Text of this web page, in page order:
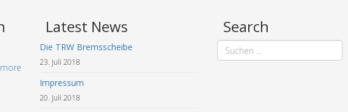
Latest News
Die TRW Bremsscheibe
23. Juli 2018
Impressum
20. Juli 2018
Search